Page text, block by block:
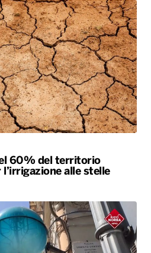
60% del territorio
alle stelle